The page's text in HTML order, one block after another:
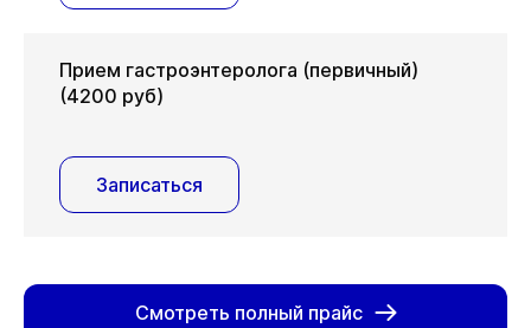
Прием гастроэнтеролога (первичный)
(4200 руб)
Записаться
Смотреть полный прайс